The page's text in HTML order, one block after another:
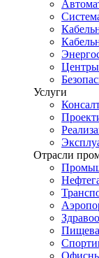
Услуги
Отрасли